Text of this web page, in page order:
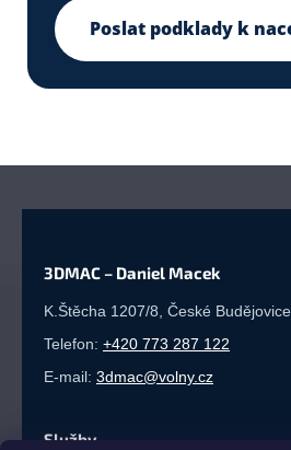
Poslat podklady k
3DMAC – Daniel Macek
K.Štěcha 1207/8, České
Telefon: +420 773 287 122
E-mail: 3dmac@volny.cz
Služby